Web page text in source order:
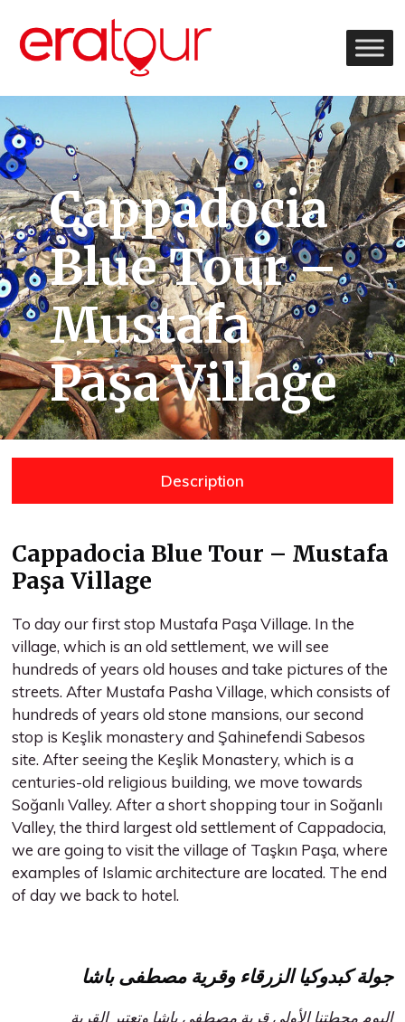
Cappadocia
Blue Tour –
Mustafa
Paşa Village
Description
Cappadocia Blue Tour – Mustafa
Paşa Village
To day our first stop Mustafa Paşa Village. In the
village, which is an old settlement, we will see
hundreds of years old houses and take pictures of the
streets. After Mustafa Pasha Village, which consists of
hundreds of years old stone mansions, our second
stop is Keşlik monastery and Şahinefendi Sabesos
site. After seeing the Keşlik Monastery, which is a
centuries-old religious building, we move towards
Soğanlı Valley. After a short shopping tour in Soğanlı
Valley, the third largest old settlement of Cappadocia,
we are going to visit the village of Taşkın Paşa, where
examples of Islamic architecture are located. The end
of day we back to hotel.
جولة كبدوكيا الزرقاء وقرية مصطفى باشا
اليوم محطتنا الأولى قرية مصطفى باشا وتعتبر القرية